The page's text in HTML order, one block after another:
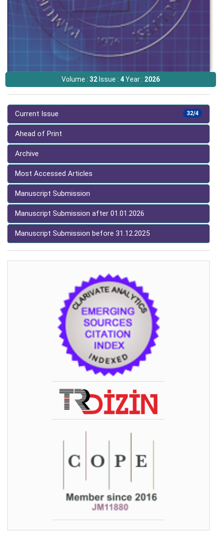
Volume : 32Issue : 4Year : 2026
32/4
Current Issue
Ahead of Print
Archive
Most Accessed Articles
Manuscript Submission
Manuscript Submission after 01.01.2026
Manuscript Submission before 31.12.2025